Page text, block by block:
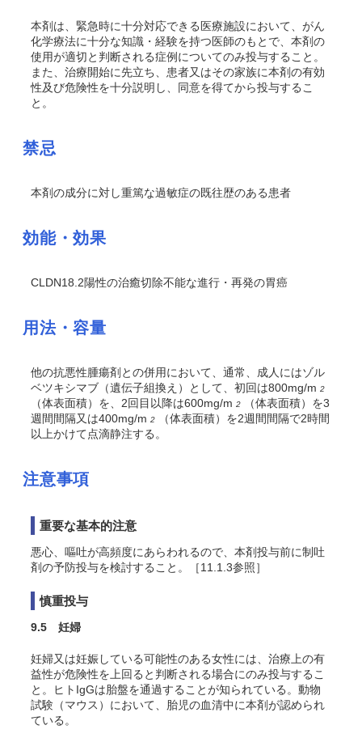
本剤は、緊急時に十分対応できる医療施設において、がん
化学療法に十分な知識・経験を持つ医師のもとで、本剤の
使用が適切と判断される症例についてのみ投与すること。
また、治療開始に先立ち、患者又はその家族に本剤の有効
性及び危険性を十分説明し、同意を得てから投与するこ
と。
禁忌
本剤の成分に対し重篤な過敏症の既往歴のある患者
効能・効果
CLDN18.2陽性の治癒切除不能な進行・再発の胃癌
用法・容量
他の抗悪性腫瘍剤との併用において、通常、成人にはゾル
ベツキシマブ（遺伝子組換え）として、初回は800mg/m 2
（体表面積）を、2回目以降は600mg/m 2
（体表面積）を3
週間間隔又は400mg/m 2
（体表面積）を2週間間隔で2時間
以上かけて点滴静注する。
注意事項
重要な基本的注意
悪心、嘔吐が高頻度にあらわれるので、本剤投与前に制吐
剤の予防投与を検討すること。［11.1.3参照］
慎重投与
9.5 妊婦
妊婦又は妊娠している可能性のある女性には、治療上の有
益性が危険性を上回ると判断される場合にのみ投与するこ
と。ヒトIgGは胎盤を通過することが知られている。動物
試験（マウス）において、胎児の血清中に本剤が認められ
ている 。